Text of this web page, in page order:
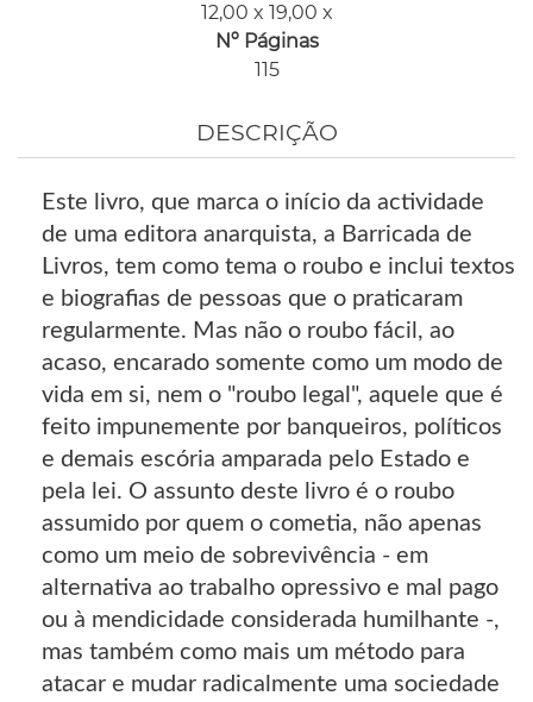
12,00 x 19,00 x
Nº Páginas
115
DESCRIÇÃO
Este livro, que marca o início da actividade
de uma editora anarquista, a Barricada de
Livros, tem como tema o roubo e inclui textos
e biografias de pessoas que o praticaram
regularmente. Mas não o roubo fácil, ao
acaso, encarado somente como um modo de
vida em si, nem o "roubo legal", aquele que é
feito impunemente por banqueiros, políticos
e demais escória amparada pelo Estado e
pela lei. O assunto deste livro é o roubo
assumido por quem o cometia, não apenas
como um meio de sobrevivência - em
alternativa ao trabalho opressivo e mal pago
ou à mendicidade considerada humilhante -,
mas também como mais um método para
atacar e mudar radicalmente uma sociedade